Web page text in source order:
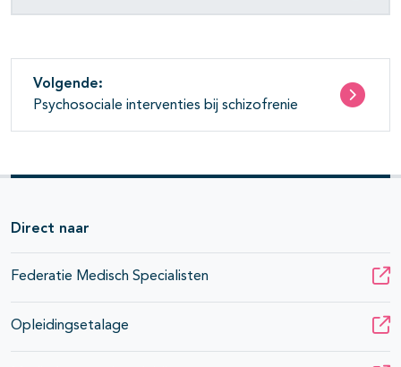
Volgende:
Psychosociale interventies bij schizofrenie
Direct naar
Federatie Medisch Specialisten
Opleidingsetalage